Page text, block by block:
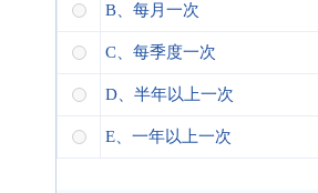
B、每月一次
C、每季度一次
D、半年以上一次
E、一年以上一次